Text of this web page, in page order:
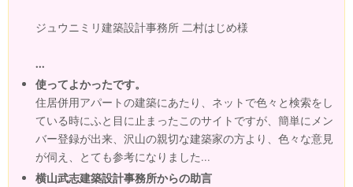
ジュウニミリ建築設計事務所 二村はじめ様
...
使ってよかったです。
住居併用アパートの建築にあたり、ネットで色々と検索をし
ている時にふと目に止まったこのサイトですが、簡単にメン
バー登録が出来、沢山の親切な建築家の方より、色々な意見
が伺え、とても参考になりました...
横山武志建築設計事務所からの助言